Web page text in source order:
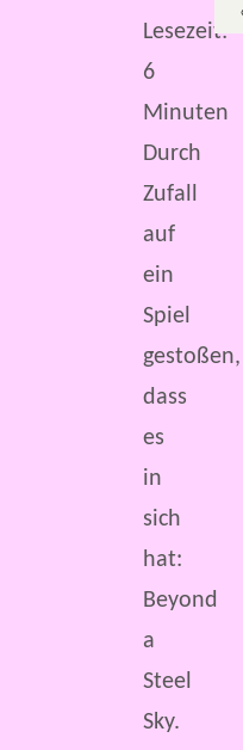
Lesezeit:
6
Minuten
Durch
Zufall
auf
ein
Spiel
gestoßen,
dass
es
in
sich
hat:
Beyond
a
Steel
Sky.